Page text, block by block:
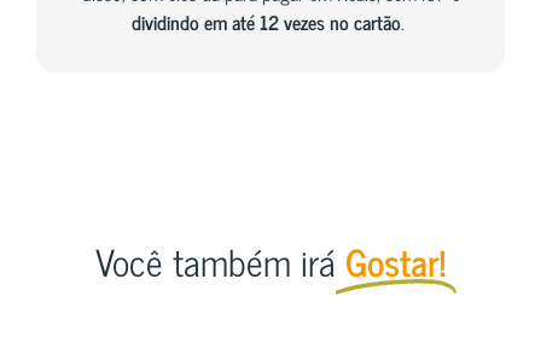
dividindo em até 12 vezes no cartão.
Você também irá Gostar!